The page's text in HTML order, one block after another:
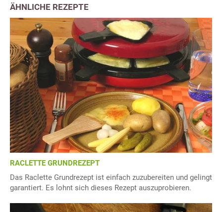
ÄHNLICHE REZEPTE
RACLETTE GRUNDREZEPT
Das Raclette Grundrezept ist einfach zuzubereiten und gelingt
garantiert. Es lohnt sich dieses Rezept auszuprobieren.